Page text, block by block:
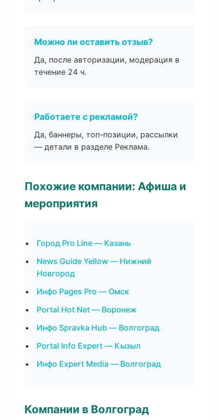
Можно ли оставить отзыв?
Да, после авторизации, модерация в
течение 24 ч.
Работаете с рекламой?
Да, баннеры, топ-позиции, рассылки
— детали в разделе Реклама.
Похожие компании: Афиша и
мероприятия
Город Pro Line — Казань
News Guide Yellow — Нижний
Новгород
Инфо Pages Pro — Омск
Portal Hot Net — Воронеж
Инфо Spravka Hub — Волгоград
Portal Info Expert — Кызыл
Инфо Expert Media — Волгоград
Компании в Волгоград